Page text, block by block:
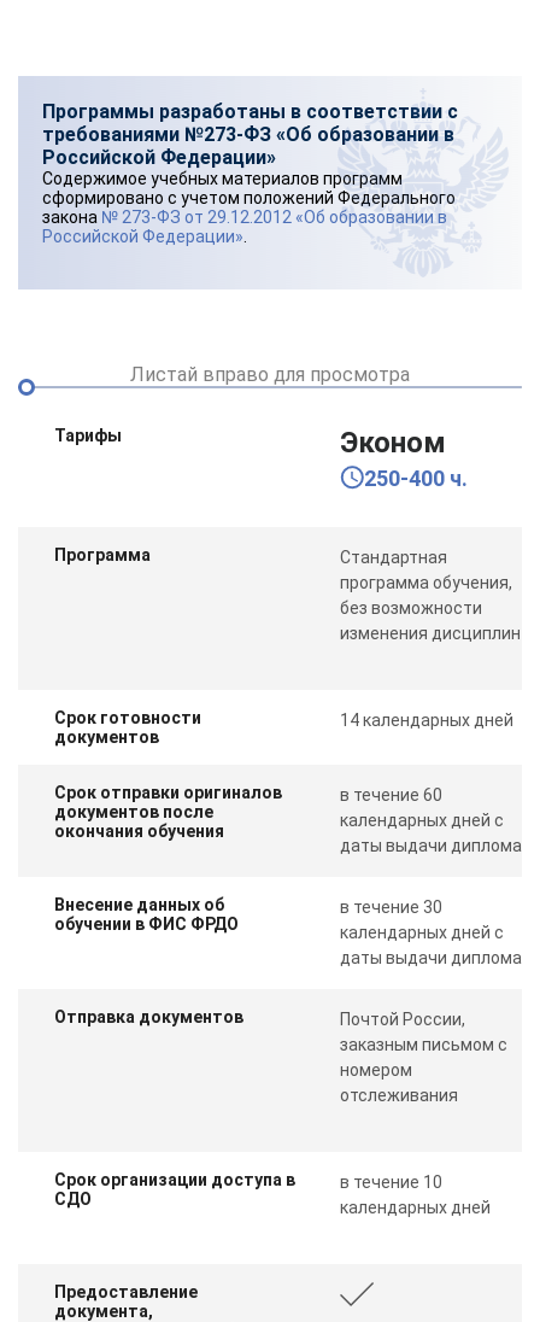
Программы разработаны в соответствии с
требованиями №273-ФЗ «Об образовании в
Российской Федерации»
Содержимое учебных материалов программ
сформировано с учетом положений Федерального
закона № 273-ФЗ от 29.12.2012 «Об образовании в
Российской Федерации»
Листай вправо для просмотра
Тарифы Эконом
250-400 ч.
Программа
Стандартная
программа обучения,
без возможности
изменения дисциплин
Срок готовности
документов
14 календарных дней
Срок отправки оригиналов
документов после
окончания обучения
в течение 60
календарных дней с
даты выдачи диплома
Внесение данных об
обучении в ФИС ФРДО
в течение 30
календарных дней с
даты выдачи диплома
Отправка документов
Почтой России,
заказным письмом с
номером
отслеживания
Срок организации доступа в
СДО
в течение 10
календарных дней
Предоставление
документа,